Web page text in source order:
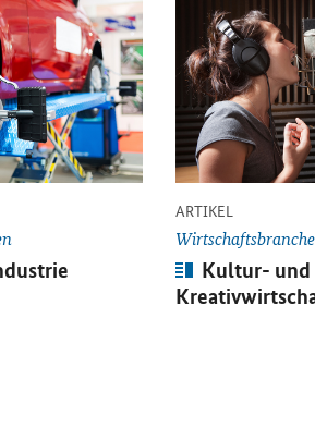
ARTIKEL
Artikel:
Kultur- und
Öffnet Einzelsicht